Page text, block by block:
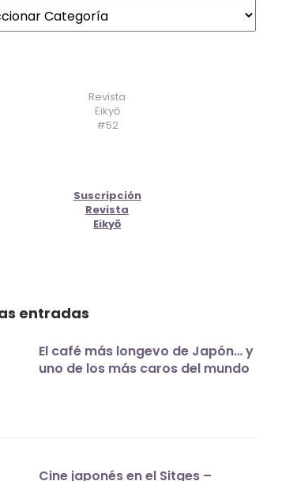
Revista
Eikyō
#52
Suscripción
Revista
Eikyō
entradas
El café más longevo de Japón… y
uno de los más caros del mundo
Cine japonés en el Sitges –